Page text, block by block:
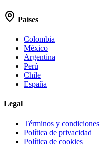
Países
Colombia
México
Argentina
Perú
Chile
España
Legal
Términos y condiciones
Política de privacidad
Política de cookies